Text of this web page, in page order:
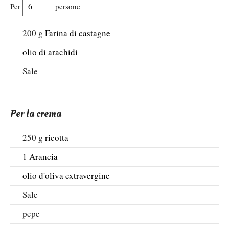
Per persone
200 g Farina di castagne
olio di arachidi
Sale
Per la crema
250 g ricotta
1 Arancia
olio d'oliva extravergine
Sale
pepe